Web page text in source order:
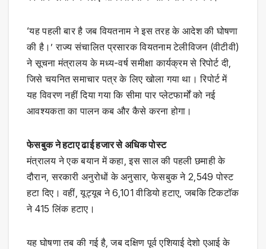
‘यह पहली बार है जब वियतनाम ने इस तरह के आदेश की घोषणा
की है।’ राज्य संचालित प्रसारक वियतनाम टेलीविजन (वीटीवी)
ने सूचना मंत्रालय के मध्य-वर्ष समीक्षा कार्यक्रम से रिपोर्ट दी,
जिसे चयनित समाचार पत्र के लिए खोला गया था। रिपोर्ट में
यह विवरण नहीं दिया गया कि सीमा पार प्लेटफार्मों को नई
आवश्यकता का पालन कब और कैसे करना होगा।
फेसबुक ने हटाए ढाई हजार से अधिक पोस्ट
मंत्रालय ने एक बयान में कहा, इस साल की पहली छमाही के
दौरान, सरकारी अनुरोधों के अनुसार, फेसबुक ने 2,549 पोस्ट
हटा दिए। वहीं, यूट्यूब ने 6,101 वीडियो हटाए, जबकि टिकटॉक
ने 415 लिंक हटाए।
यह घोषणा तब की गई है, जब दक्षिण पूर्व एशियाई देशो एआई के